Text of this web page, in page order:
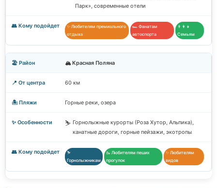
Парк», современные отели
✨ Любителям премиального
отдыха
🏎️ Фанатам
автоспорта
👨‍👩‍👧
Семьям
🏔️ Красная Поляна
60 км
Горные реки, озера
⛷️ Горнолыжные курорты (Роза Хутор, Альпика),
канатные дороги, горные пейзажи, экотропы
⛷️
Горнолыжникам
🥾 Любителям пеших
прогулок
✨ Любителям
видов